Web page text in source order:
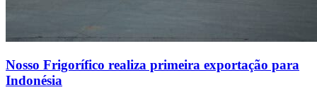
Nosso Frigorífico realiza primeira exportação para
Indonésia